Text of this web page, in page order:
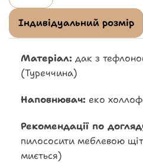
Індивідуальний розмір
Матеріал: дак з
(Туреччина)
Наповнювач: еко
Рекомендації по
пилососити меблевою
миється)